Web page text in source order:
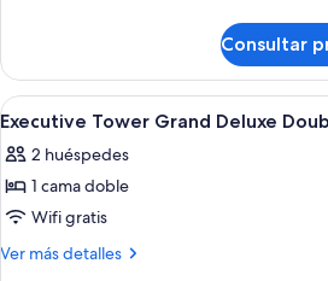
Twin
Room
Tower
Premier
Twin
Consultar
Abrir
todas
las
fotos
de
Executive
Una
5
Executive Tower Grand Deluxe
2 huéspedes
1 cama doble
Wifi gratis
Ver más detalles
Más